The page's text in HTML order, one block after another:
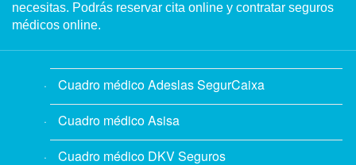
necesitas. Podrás reservar cita online y contratar seguros
médicos online.
Cuadro médico Adeslas SegurCaixa
Cuadro médico Asisa
Cuadro médico DKV Seguros